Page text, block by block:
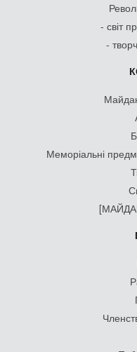
- світ
-
Меморіальні